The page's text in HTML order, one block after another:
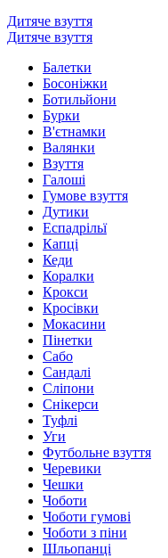
Дитяче взуття
Дитяче взуття
Балетки
Босоніжки
Ботильйони
Бурки
В'єтнамки
Валянки
Взуття
Галоші
Гумове взуття
Дутики
Еспадрільї
Капці
Кеди
Коралки
Крокси
Кросівки
Мокасини
Пінетки
Сабо
Сандалі
Сліпони
Снікерси
Туфлі
Уги
Футбольне взуття
Черевики
Чешки
Чоботи
Чоботи гумові
Чоботи з піни
Шльопанці